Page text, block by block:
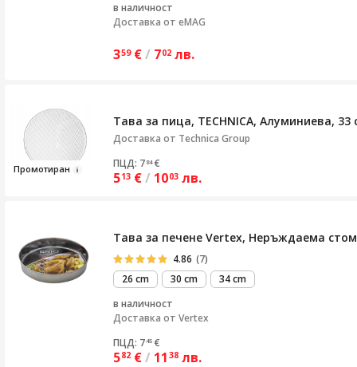
в наличност
Доставка от eMAG
359 €/ 702 лв.
Промотиран
Тава за пица, TECHNICA, Алуминиева, 33
Доставка от Technica Group
ПЦД: 7 84 €
513 €/ 1003 лв.
Тава за печене Vertex, Неръждаема
4.86 (7)
26 cm
30 cm
34 cm
в наличност
Доставка от Vertex
ПЦД: 745 €
582 €/ 11 38 лв.